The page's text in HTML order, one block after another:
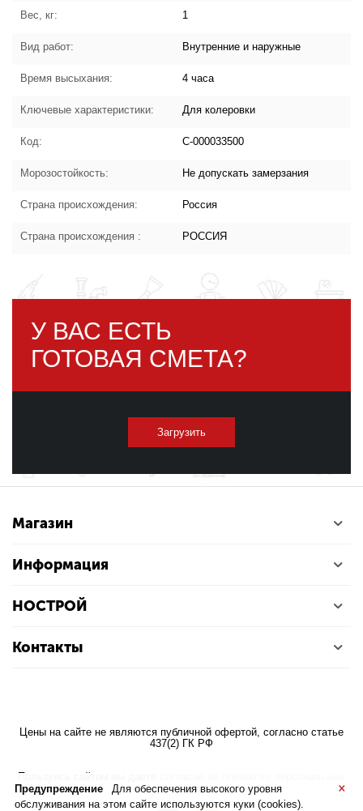
×
Предупреждение
Для обеспечения высокого уровня
обслуживания на этом сайте используются куки (cookies).
Вес, кг:
1
Вид работ: Внутренние и наружные
Время высыхания: 4 часа
Ключевые характеристики: Для колеровки
Код: С-000033500
Морозостойкость: Не допускать замерзания
Страна происхождения: Россия
Страна происхождения : РОССИЯ
У ВАС ЕСТЬ
ГОТОВАЯ СМЕТА?
Загрузить
Магазин
Информация
НОСТРОЙ
Контакты
Цены на сайте не являются публичной офертой, согласно статье
437(2) ГК РФ
Пользуясь сайтом вы даете
данных